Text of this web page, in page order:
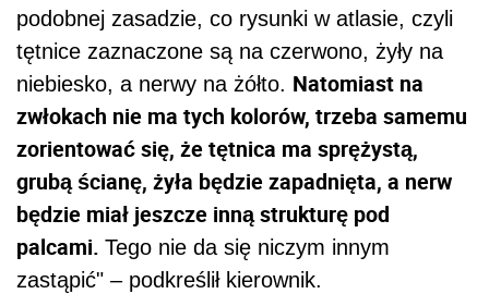
podobnej zasadzie, co rysunki w atlasie, czyli
tętnice zaznaczone są na czerwono, żyły na
niebiesko, a nerwy na żółto. Natomiast na
zwłokach nie ma tych kolorów, trzeba samemu
zorientować się, że tętnica ma sprężystą,
grubą ścianę, żyła będzie zapadnięta, a nerw
będzie miał jeszcze inną strukturę pod
palcami. Tego nie da się niczym innym
zastąpić" – podkreślił kierownik.